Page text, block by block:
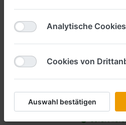
Filtern
NOCH
* Preise inkl.
Analytische Cookies
Cookies von
Auswahl bestätigen